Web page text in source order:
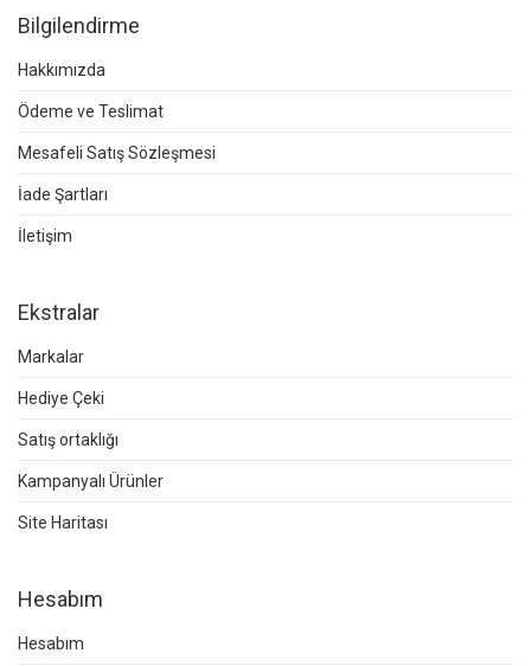
Bilgilendirme
Hakkımızda
Ödeme ve Teslimat
Mesafeli Satış Sözleşmesi
İade Şartları
İletişim
Ekstralar
Markalar
Hediye Çeki
Satış ortaklığı
Kampanyalı Ürünler
Site Haritası
Hesabım
Hesabım